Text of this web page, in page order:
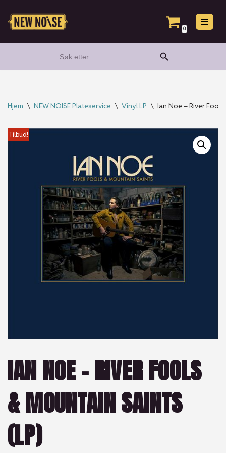
Hopp
0
for:
Search Button
Hjem \ NEW NOISE Plateservice \ Vinyl LP \ Ian Noe – River
Tilbud!
IAN NOE – RIVER FOOLS
& MOUNTAIN SAINTS
(LP)